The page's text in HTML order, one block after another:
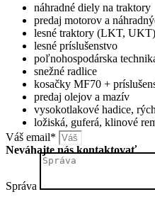
náhradné diely na traktory
predaj motorov a
lesné traktory (LKT, UKT)
lesné príslušenstvo
poľnohospodárska
snežné radlice
kosačky MF70 +
predaj olejov a mazív
vysokotlakové hadice,
ložiská, guferá, klinové
Neváhajte nás kontaktovať
Váš email*
Správa